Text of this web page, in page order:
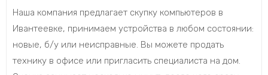
Наша компания предлагает скупку компьютеров в
Ивантеевке, принимаем устройства в любом состоянии:
новые, б/у или неисправные. Вы можете продать
технику в офисе или пригласить специалиста на дом.